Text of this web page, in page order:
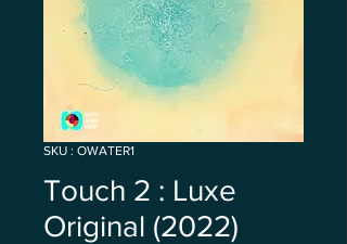
SKU : OWATER1
Touch 2 : Luxe
Original (2022)